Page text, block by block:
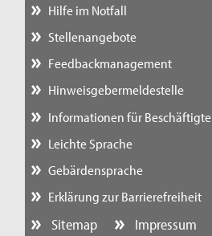
Hilfe im Notfall
Stellenangebote
Feedbackmanagement
Hinweisgebermeldestelle
Informationen für Beschäftigte
Leichte Sprache
Gebärdensprache
Erklärung zur Barrierefreiheit
Sitemap Impressum